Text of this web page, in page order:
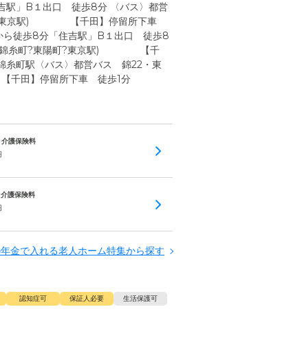
駅」B１出口 徒歩8分 〈バス〉都営
?東京駅) 【千田】停留所下車
ら徒歩8分「住吉駅」B１出口 徒歩8
錦糸町?東陽町?東京駅) 【千
糸町駅〈バス〉都営バス 錦22・東
田】停留所下車 徒歩1分
護保険料
護保険料
金で入れる老人ホーム特集から探す
認知症可 保証人必要
生活保護可